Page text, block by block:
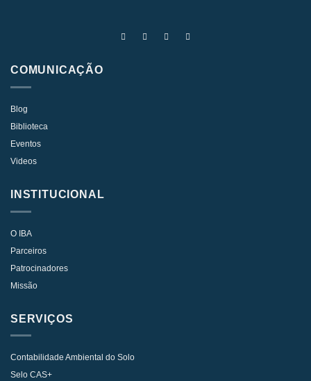
COMUNICAÇÃO
Blog
Biblioteca
Eventos
Videos
INSTITUCIONAL
O IBA
Parceiros
Patrocinadores
Missão
SERVIÇOS
Contabilidade Ambiental do Solo
Selo CAS+